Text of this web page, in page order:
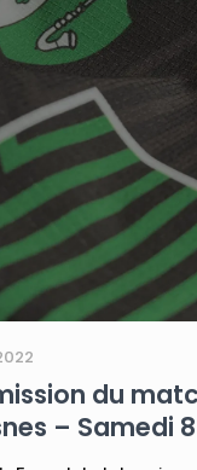
du
– Samedi